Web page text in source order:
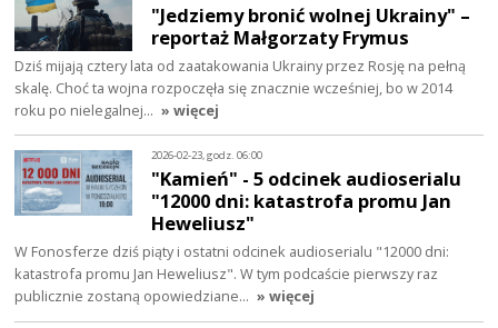
"Jedziemy bronić wolnej Ukrainy" –
reportaż Małgorzaty Frymus
Dziś mijają cztery lata od zaatakowania Ukrainy przez Rosję na pełną
skalę. Choć ta wojna rozpoczęła się znacznie wcześniej, bo w 2014
roku po nielegalnej… » więcej
2026-02-23, godz. 06:00
"Kamień" - 5 odcinek audioserialu
"12000 dni: katastrofa promu Jan
Heweliusz"
W Fonosferze dziś piąty i ostatni odcinek audioserialu "12000 dni:
katastrofa promu Jan Heweliusz". W tym podcaście pierwszy raz
publicznie zostaną opowiedziane… » więcej